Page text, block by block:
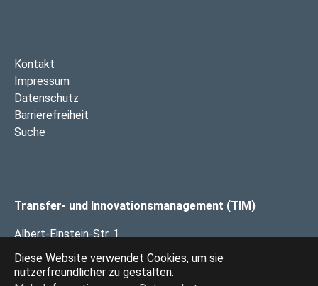
Diese Website verwendet Cookies, um sie
nutzerfreundlicher zu gestalten.
Kontakt
Impressum
Datenschutz
Barrierefreiheit
Suche
Transfer- und Innovationsmanagement (TIM)
Albert-Einstein-Str. 1
49076 Osnabrück